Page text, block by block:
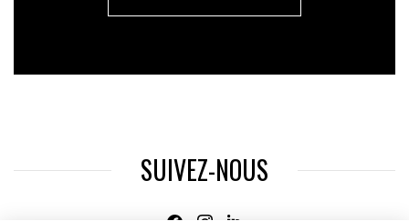
SUIVEZ-NOUS